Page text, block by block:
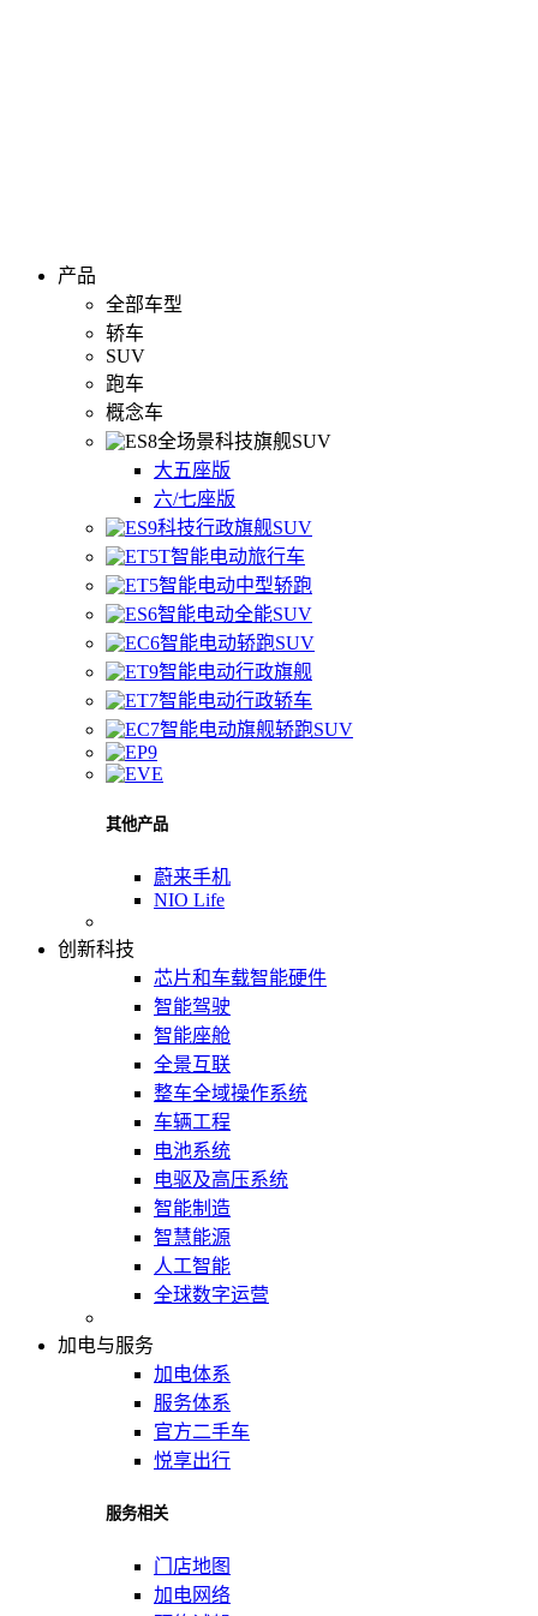
产品
全部车型
轿车
SUV
跑车
概念车
全场景科技旗舰SUV
大五座版
六/七座版
科技行政旗舰SUV
智能电动旅行车
智能电动中型轿跑
智能电动全能SUV
智能电动轿跑SUV
智能电动行政旗舰
智能电动行政轿车
智能电动旗舰轿跑SUV
其他产品
蔚来手机
NIO Life
创新科技
芯片和车载智能硬件
智能驾驶
智能座舱
全景互联
整车全域操作系统
车辆工程
电池系统
电驱及高压系统
智能制造
智慧能源
人工智能
全球数字运营
加电与服务
加电体系
服务体系
官方二手车
悦享出行
服务相关
门店地图
加电网络